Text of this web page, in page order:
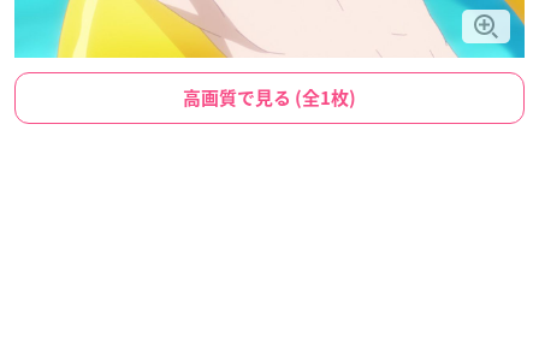
高画質で見る (全1枚)